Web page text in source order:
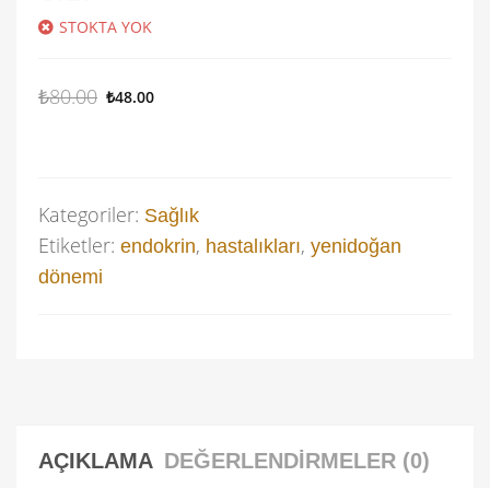
STOKTA YOK
₺80.00 ₺48.00
Kategoriler: Sağlık
Etiketler: endokrin, hastalıkları, yenidoğan
dönemi
AÇIKLAMA DEĞERLENDIRMELER (0)